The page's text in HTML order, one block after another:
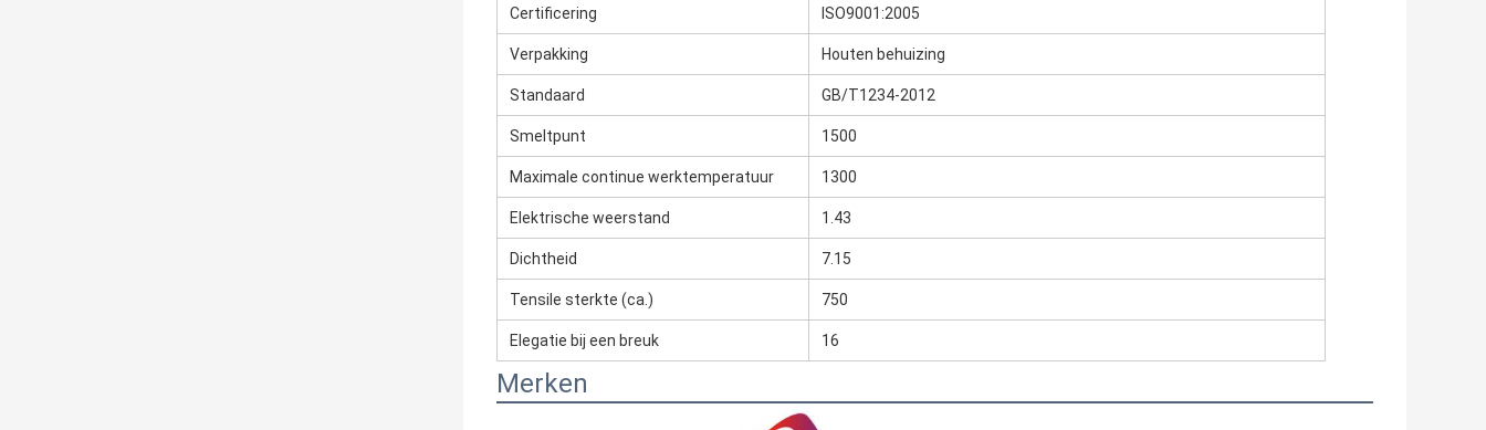
Certificering ISO9001:2005
Verpakking Houten behuizing
Standaard GB/T1234-2012
Smeltpunt 1500
Maximale continue werktemperatuur 1300
Elektrische weerstand 1.43
Dichtheid 7.15
Tensile sterkte (ca.) 750
Elegatie bij een breuk 16
Merken